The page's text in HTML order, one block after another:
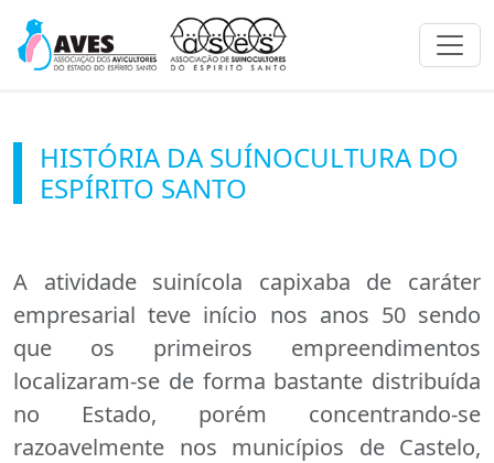
HISTÓRIA DA SUÍNOCULTURA DO
ESPÍRITO SANTO
A atividade suinícola capixaba de caráter
empresarial teve início nos anos 50 sendo
que os primeiros empreendimentos
localizaram-se de forma bastante distribuída
no Estado, porém concentrando-se
razoavelmente nos municípios de Castelo,